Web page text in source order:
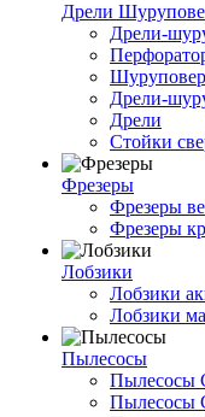
Дрели
Дрели-
Дрели-
Дрели
Стойки
Фрезеры
Фрезеры
Фрезеры
Лобзики
Лобзики
Лобзики
Пылесосы
Пылесосы
Пылесосы